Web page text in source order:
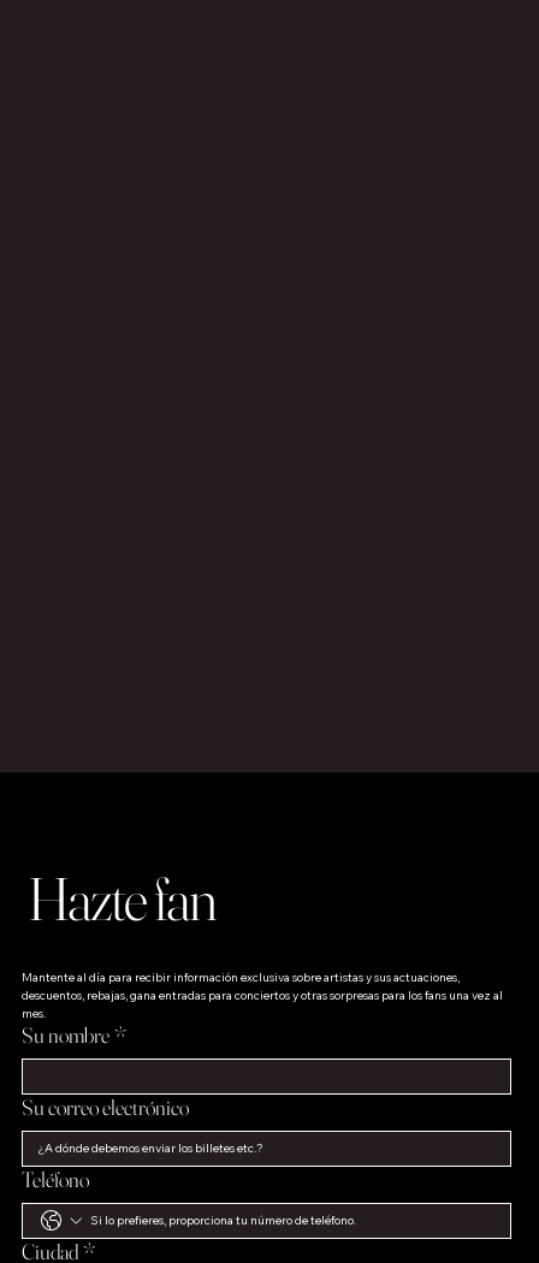
Hazte fan
Mantente al día para recibir información exclusiva sobre artistas y sus actuaciones,
descuentos, rebajas, gana entradas para conciertos y otras sorpresas para los fans una vez al
mes.
Su nombre *
Su correo electrónico
Teléfono
Ciudad *